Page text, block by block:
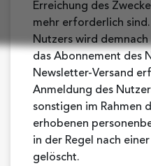
Erreichung des
mehr erforderlich
Nutzers wird
das Abonnement des
Newsletter-Versand
Anmeldung des
sonstigen im Rahmen
erhobenen
in der Regel nach
gelöscht.